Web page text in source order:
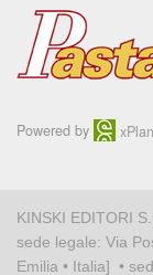
Powered by
KINSKI EDITORI
sede legale: Via
Emilia • Italia] •